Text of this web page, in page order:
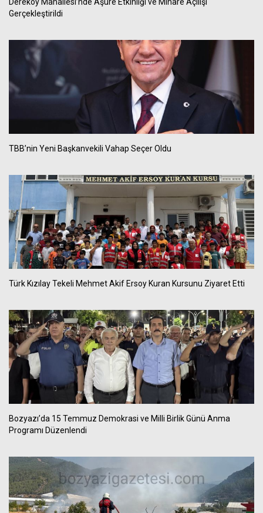
Gerçekleştirildi
TBB’nin Yeni Başkanvekili Vahap Seçer Oldu
Türk Kızılay Tekeli Mehmet Akif Ersoy Kuran Kursunu Ziyaret Etti
Bozyazı’da 15 Temmuz Demokrasi ve Milli Birlik Günü Anma
Programı Düzenlendi